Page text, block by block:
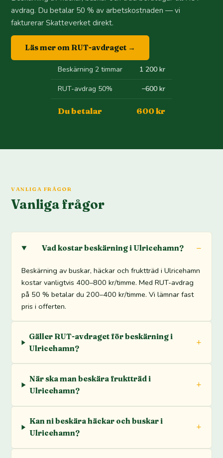
avdrag. Du betalar 50 % av arbetskostnaden — vi
fakturerar Skatteverket direkt.
Läs mer om RUT-avdraget →
Beskärning 2 timmar 1 200 kr
RUT-avdrag 50% −600 kr
Du betalar 600 kr
VANLIGA FRÅGOR
Vanliga frågor
Vad kostar beskärning i Ulricehamn?
Beskärning av buskar, häckar och fruktträd i Ulricehamn
kostar vanligtvis 400–800 kr/timme. Med RUT-avdrag
på 50 % betalar du 200–400 kr/timme. Vi lämnar fast
pris i offerten.
Gäller RUT-avdraget för beskärning i
Ulricehamn?
När ska man beskära fruktträd i
Ulricehamn?
Kan ni beskära häckar och buskar i
Ulricehamn?